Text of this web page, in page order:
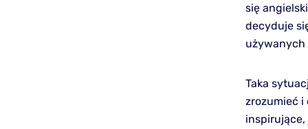
się
decyduje
używanych
Taka
zrozumieć i
inspirujące,